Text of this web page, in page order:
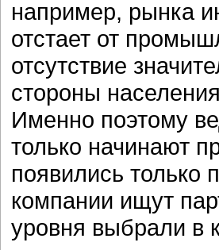
например, рынка
отстает от
отсутствие
стороны
Именно поэтому
только начинают
появились только
компании ищут
уровня выбрали в